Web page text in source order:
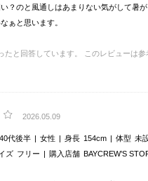
？のと風通しはあまりない気がして暑
ぁと思います。
たと回答しています。
このレビューは
2026.05.09
40代後半 女性 身長 154cm 体型 未
ズ フリー 購入店舗 BAYCREW’S